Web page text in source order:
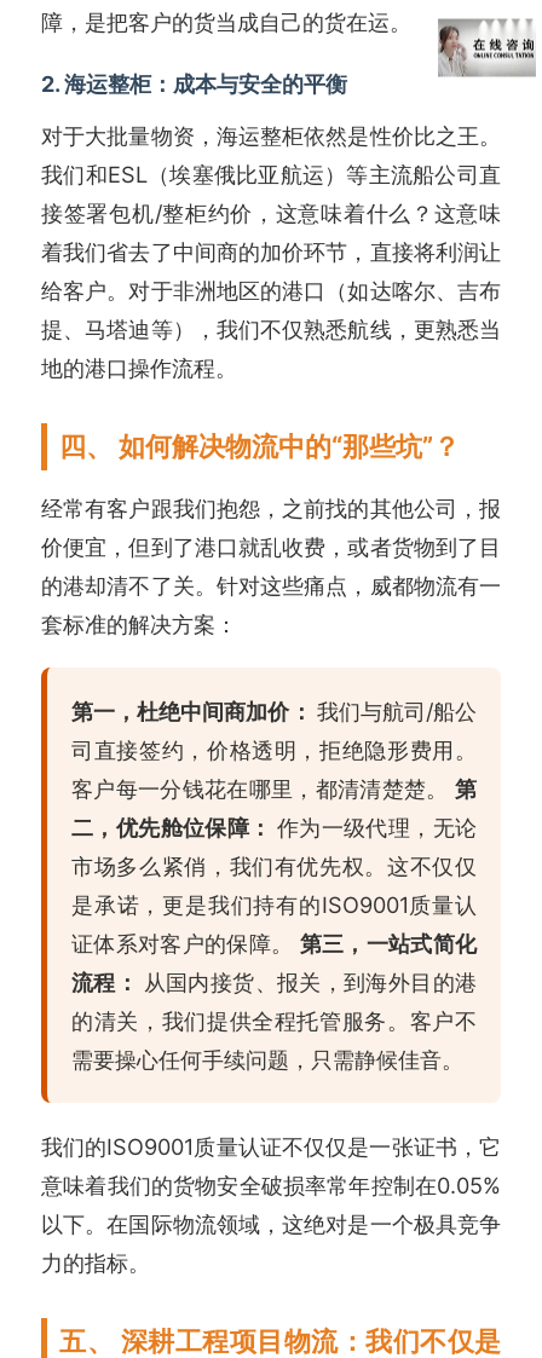
障，是把客户的货当成自己的货在运。
2. 海运整柜：成本与安全的平衡
对于大批量物资，海运整柜依然是性价比之王。
我们和ESL（埃塞俄比亚航运）等主流船公司直
接签署包机/整柜约价，这意味着什么？这意味
着我们省去了中间商的加价环节，直接将利润让
给客户。对于非洲地区的港口（如达喀尔、吉布
提、马塔迪等），我们不仅熟悉航线，更熟悉当
地的港口操作流程。
四、 如何解决物流中的“那些坑”？
经常有客户跟我们抱怨，之前找的其他公司，报
价便宜，但到了港口就乱收费，或者货物到了目
的港却清不了关。针对这些痛点，威都物流有一
套标准的解决方案：
第一，杜绝中间商加价： 我们与航司/船公
司直接签约，价格透明，拒绝隐形费用。
客户每一分钱花在哪里，都清清楚楚。 第
二，优先舱位保障： 作为一级代理，无论
市场多么紧俏，我们有优先权。这不仅仅
是承诺，更是我们持有的ISO9001质量认
证体系对客户的保障。 第三，一站式简化
流程：
从国内接货、报关，到海外目的港
的清关，我们提供全程托管服务。客户不
需要操心任何手续问题，只需静候佳音。
我们的ISO9001质量认证不仅仅是一张证书，它
意味着我们的货物安全破损率常年控制在0.05%
以下。在国际物流领域，这绝对是一个极具竞争
力的指标。
五、 深耕工程项目物流：我们不仅是